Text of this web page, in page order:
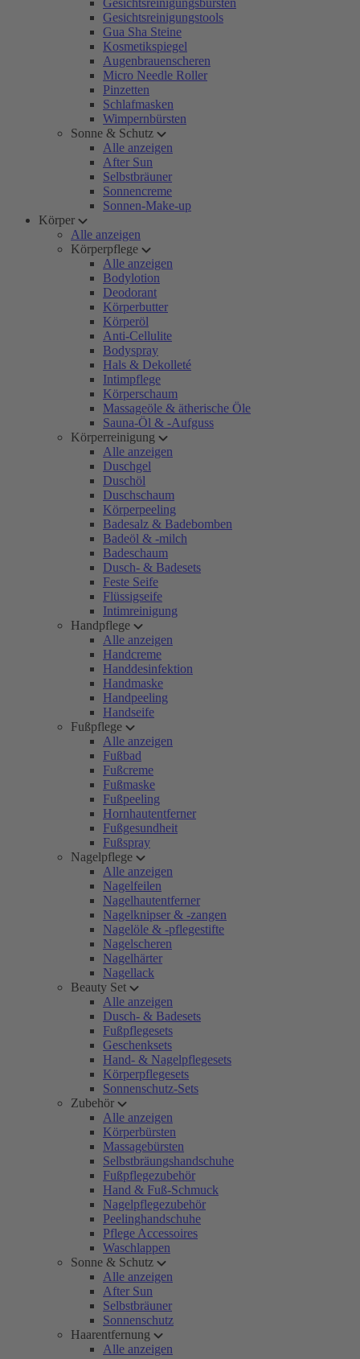
Gesichtsreinigungsbürsten
Gesichtsreinigungstools
Gua Sha Steine
Kosmetikspiegel
Augenbrauenscheren
Micro Needle Roller
Pinzetten
Schlafmasken
Wimpernbürsten
Sonne & Schutz
Alle anzeigen
After Sun
Selbstbräuner
Sonnencreme
Sonnen-Make-up
Körper
Alle anzeigen
Körperpflege
Alle anzeigen
Bodylotion
Deodorant
Körperbutter
Körperöl
Anti-Cellulite
Bodyspray
Hals & Dekolleté
Intimpflege
Körperschaum
Massageöle & ätherische Öle
Sauna-Öl & -Aufguss
Körperreinigung
Alle anzeigen
Duschgel
Duschöl
Duschschaum
Körperpeeling
Badesalz & Badebomben
Badeöl & -milch
Badeschaum
Dusch- & Badesets
Feste Seife
Flüssigseife
Intimreinigung
Handpflege
Alle anzeigen
Handcreme
Handdesinfektion
Handmaske
Handpeeling
Handseife
Fußpflege
Alle anzeigen
Fußbad
Fußcreme
Fußmaske
Fußpeeling
Hornhautentferner
Fußgesundheit
Fußspray
Nagelpflege
Alle anzeigen
Nagelfeilen
Nagelhautentferner
Nagelknipser & -zangen
Nagelöle & -pflegestifte
Nagelscheren
Nagelhärter
Nagellack
Beauty Set
Alle anzeigen
Dusch- & Badesets
Fußpflegesets
Geschenksets
Hand- & Nagelpflegesets
Körperpflegesets
Sonnenschutz-Sets
Zubehör
Alle anzeigen
Körperbürsten
Massagebürsten
Selbstbräungshandschuhe
Fußpflegezubehör
Hand & Fuß-Schmuck
Nagelpflegezubehör
Peelinghandschuhe
Pflege Accessoires
Waschlappen
Sonne & Schutz
Alle anzeigen
After Sun
Selbstbräuner
Sonnenschutz
Haarentfernung
Alle anzeigen